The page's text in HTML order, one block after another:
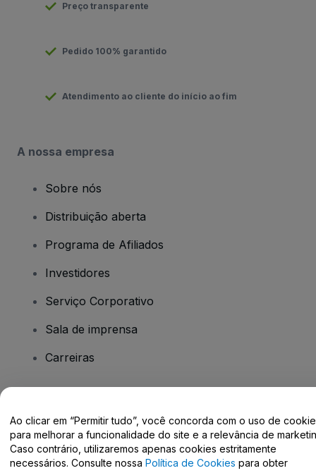
Preço transparente
Pedido 100% garantido
Atendimento ao cliente do início ao fim
A nossa empresa
Sobre nós
Distribuição aberta
Programa de Afiliados
Investidores
Serviço Corporativo
Sala de imprensa
Carreiras
Centro de Ajuda / Fale Conosco
Ao clicar em “Permitir tudo”, você concorda com o uso de
para melhorar a funcionalidade do site e a relevância de
Caso contrário, utilizaremos apenas cookies estritamente
necessários. Consulte nossa Política de Cookies para obter